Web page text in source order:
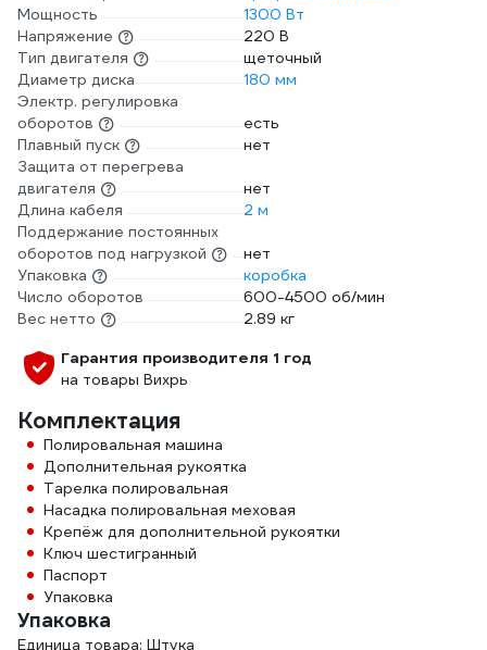
Мощность
1300 Вт
Напряжение
220 В
Тип двигателя
щеточный
Диаметр диска
180 мм
Электр. регулировка
оборотов
есть
Плавный пуск
нет
Защита от перегрева
двигателя
нет
Длина кабеля
2 м
Поддержание постоянных
оборотов под нагрузкой
нет
Упаковка
коробка
Число оборотов
600-4500 об/мин
Вес нетто
2.89 кг
Гарантия производителя 1 год
на товары Вихрь
Комплектация
Полировальная машина
Дополнительная рукоятка
Тарелка полировальная
Насадка полировальная меховая
Крепёж для дополнительной рукоятки
Ключ шестигранный
Паспорт
Упаковка
Упаковка
Единица товара: Штука